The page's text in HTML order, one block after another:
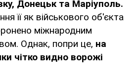
Донецьк та Маріуполь.
її як військового об'єкта
міжнародним
Однак, попри це, на
чітко видно ворожі